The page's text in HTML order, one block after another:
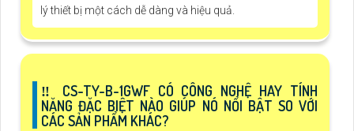
lý thiết bị một cách dễ dàng và hiệu quả.
‼️ CS-TY-B-1GWF CÓ CÔNG NGHỆ HAY TÍNH
NĂNG ĐẶC BIỆT NÀO GIÚP NÓ NỔI BẬT SO VỚI
CÁC SẢN PHẨM KHÁC?